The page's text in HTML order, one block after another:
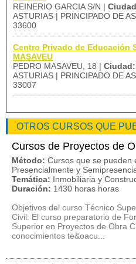
REINERIO GARCIA S/N |
ASTURIAS | PRINCIPADO DE
33600
Centro Privado de Educación
MASAVEU
PEDRO MASAVEU, 18 | Ciudad:
ASTURIAS | PRINCIPADO DE
33007
OTROS CURSOS QUE
Cursos de Proyectos de
Método: Cursos que se pueden
Presencialmente y
Temática: Inmobiliaria y
Duración: 1430 horas horas
Objetivos del curso Técnico
Civil: El curso preparatorio de
Superior en Proyectos de Obra
conocimientos te&oacu...